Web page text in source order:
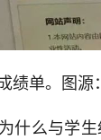
绩单。图源
什么与学